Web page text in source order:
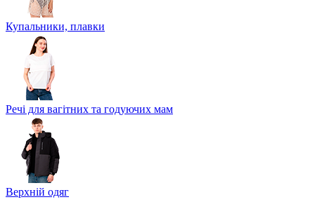
Купальники, плавки
Речі для вагітних та годуючих мам
Верхній одяг